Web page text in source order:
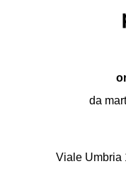
da
Viale Umbria